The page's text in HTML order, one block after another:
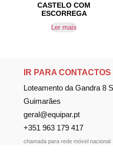
CASTELO COM
ESCORREGA
Ler mais
IR PARA CONTACTOS
Loteamento da Gandra 8
Guimarães
geral@equipar.pt
+351 963 179 417
chamada para rede móvel nacional